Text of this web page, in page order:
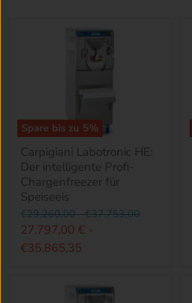
Spare bis zu 5%
Carpigiani Labotronic HE:
Der intelligente Profi-
Chargenfreezer für
Speiseeis
Ursprünglicher
Preis
€29.260,00-Ursprünglicher
€37.753,00
27.797,00 €
€35.865,35